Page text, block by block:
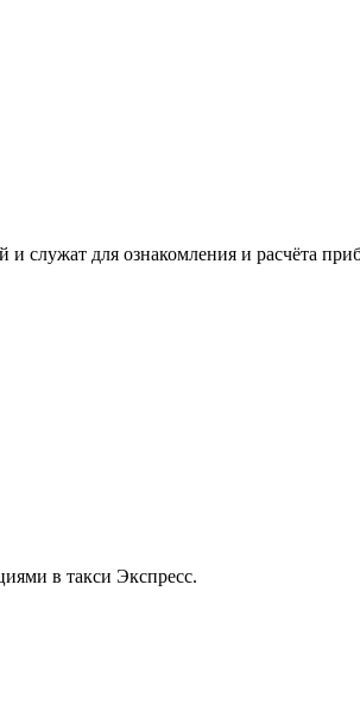
служат для ознакомления и расчёта
в такси Экспресс.